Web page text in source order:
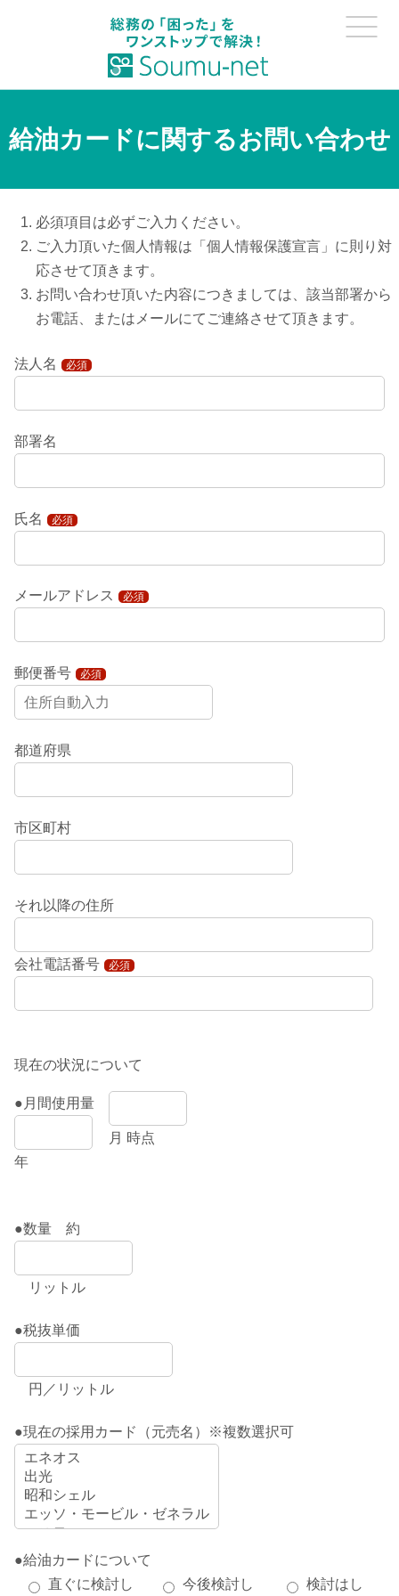
給油カードに関するお問い合わせ
必須項目は必ずご入力ください。
ご入力頂いた個人情報は「個人情報保護宣言」に則り対
応させて頂きます。
お問い合わせ頂いた内容につきましては、該当部署から
お電話、またはメールにてご連絡させて頂きます。
法人名 必須
部署名
氏名 必須
メールアドレス 必須
郵便番号 必須
都道府県
市区町村
それ以降の住所
会社電話番号 必須
現在の状況について
●月間使用量
年
月 時点
●数量 約
リットル
●税抜単価
円／リットル
●現在の採用カード（元売名）※複数選択可
●給油カードについて
直ぐに検討し
今後検討し 検討はし